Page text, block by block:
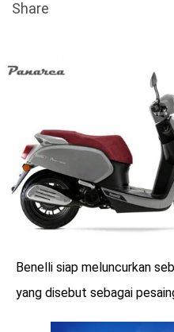
Share
Benelli siap meluncurkan
yang disebut sebagai